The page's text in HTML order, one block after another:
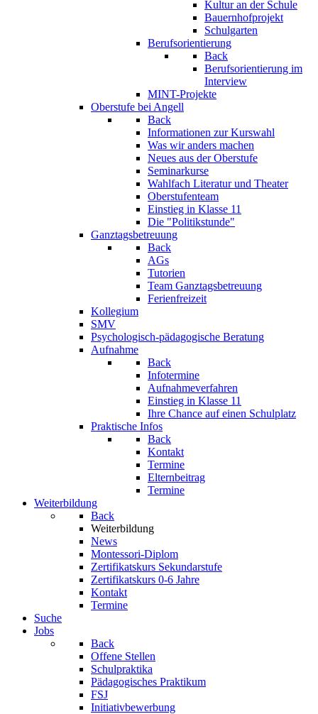
Kultur an der Schule
Bauernhofprojekt
Schulgarten
Berufsorientierung
Back
Berufsorientierung im
Interview
MINT-Projekte
Oberstufe bei Angell
Back
Informationen zur Kurswahl
Was wir anders machen
Neues aus der Oberstufe
Seminarkurse
Wahlfach Literatur und Theater
Oberstufenteam
Einstieg in Klasse 11
Die "Politikstunde"
Ganztagsbetreuung
Back
AGs
Tutorien
Team Ganztagsbetreuung
Ferienfreizeit
Kollegium
SMV
Psychologisch-pädagogische Beratung
Aufnahme
Back
Infotermine
Aufnahmeverfahren
Einstieg in Klasse 11
Ihre Chance auf einen Schulplatz
Praktische Infos
Back
Kontakt
Termine
Elternbeitrag
Termine
Weiterbildung
Back
Weiterbildung
News
Montessori-Diplom
Zertifikatskurs Sekundarstufe
Zertifikatskurs 0-6 Jahre
Kontakt
Termine
Suche
Jobs
Back
Offene Stellen
Schulpraktika
Pädagogisches Praktikum
FSJ
Initiativbewerbung